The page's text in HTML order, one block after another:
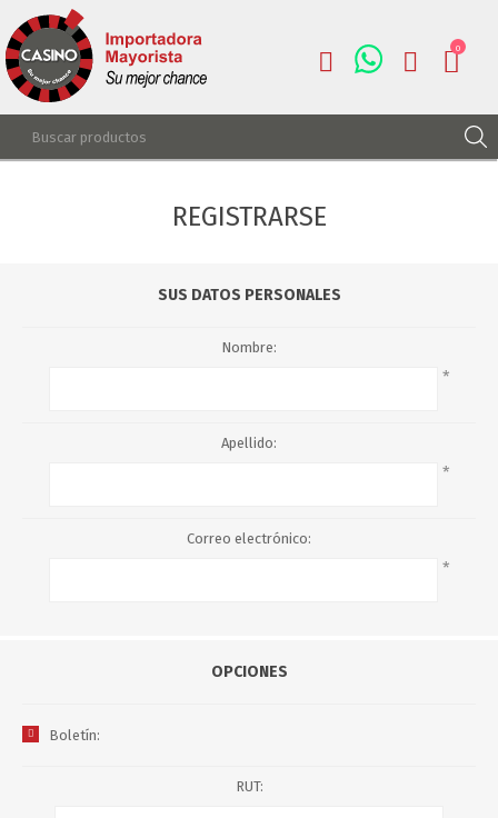
0
REGISTRARSE
SUS DATOS PERSONALES
Nombre:
*
Apellido:
*
Correo electrónico:
*
OPCIONES
Boletín:
RUT: